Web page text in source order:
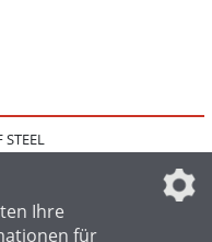
IMPRESSUM
Ihre
für